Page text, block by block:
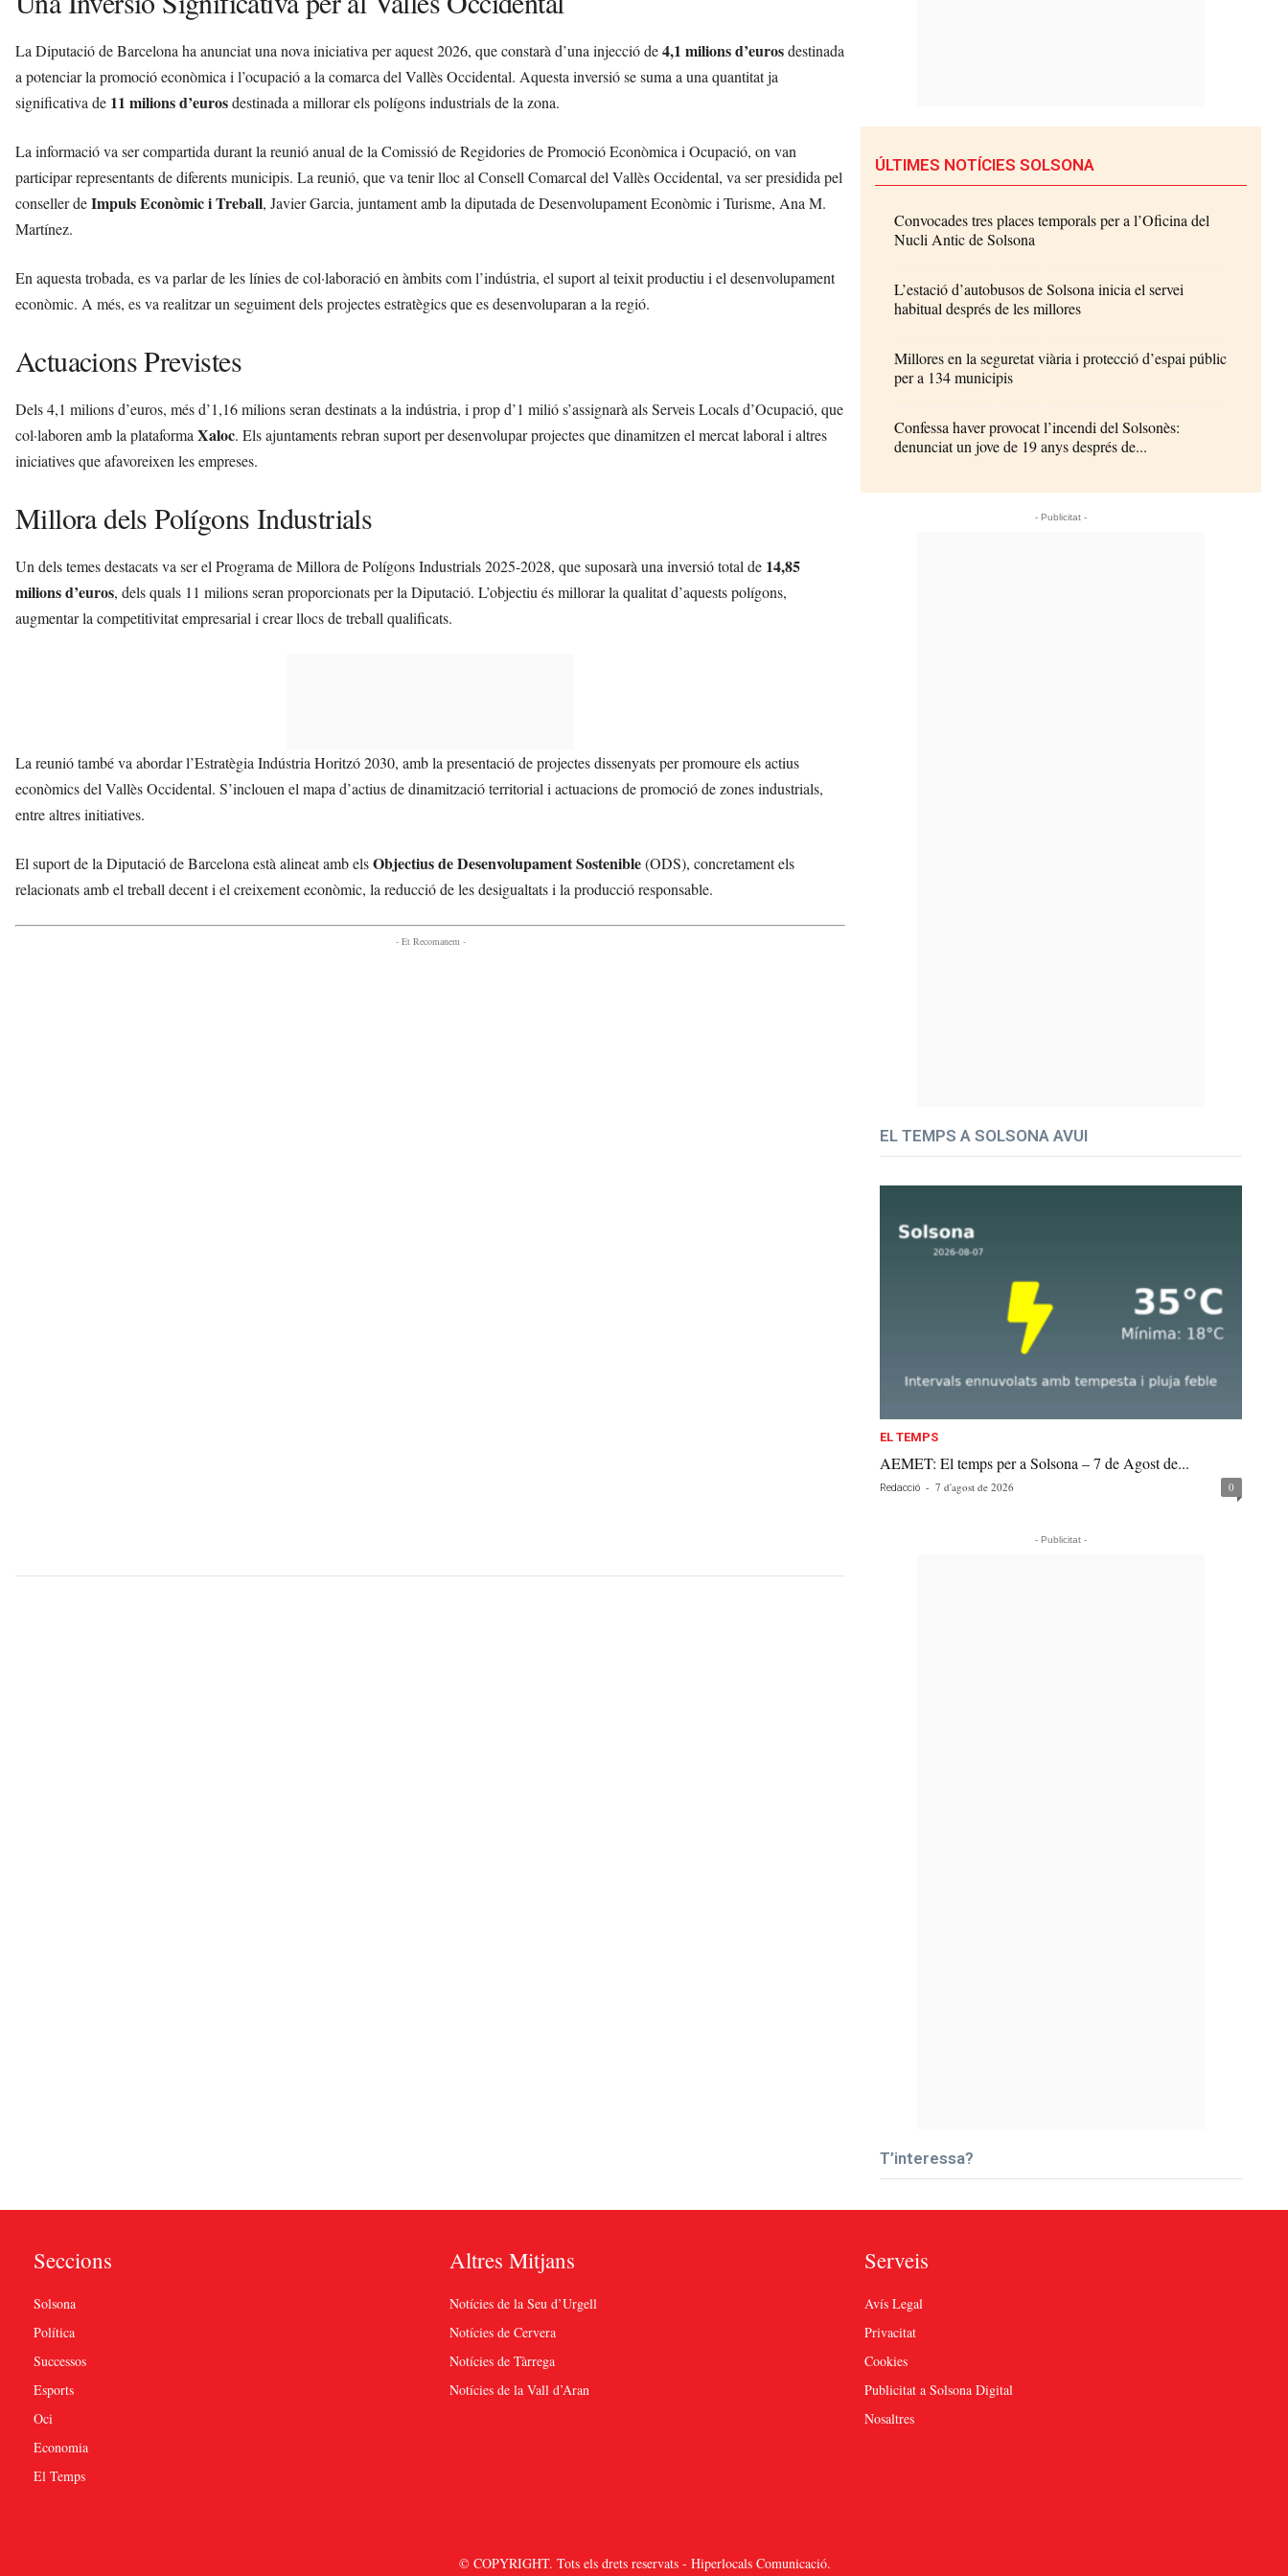
La Diputació de Barcelona ha anunciat una nova iniciativa per aquest 2026, que constarà d’una injecció de4,1 milions d’eurosdestinada
a potenciar la promoció econòmica i l’ocupació a la comarca del Vallès Occidental. Aquesta inversió se suma a una quantitat ja
significativa de 11 milions d’eurosdestinada a millorar els polígons industrials de la zona.
La informació va ser compartida durant la reunió anual de la Comissió de Regidories de Promoció Econòmica i Ocupació, on van
participar representants de diferents municipis. La reunió, que va tenir lloc al Consell Comarcal del Vallès Occidental, va ser presidida pel
conseller deImpuls Econòmic i Treball, Javier Garcia, juntament amb la diputada de Desenvolupament Econòmic i Turisme, Ana M.
Martínez.
En aquesta trobada, es va parlar de les línies de col·laboració en àmbits com l’indústria, el suport al teixit productiu i el desenvolupament
econòmic. A més, es va realitzar un seguiment dels projectes estratègics que es desenvoluparan a la regió.
Actuacions Previstes
Dels 4,1 milions d’euros, més d’1,16 milions seran destinats a la indústria, i prop d’1 milió s’assignarà als Serveis Locals d’Ocupació, que
col·laboren amb la plataformaXaloc. Els ajuntaments rebran suport per desenvolupar projectes que dinamitzen el mercat laboral i altres
iniciatives que afavoreixen les empreses.
Millora dels Polígons Industrials
Un dels temes destacats va ser el Programa de Millora de Polígons Industrials 2025-2028, que suposarà una inversió total de 14,85
milions d’euros, dels quals 11 milions seran proporcionats per la Diputació. L’objectiu és millorar la qualitat d’aquests polígons,
augmentar la competitivitat empresarial i crear llocs de treball qualificats.
La reunió també va abordar l’Estratègia Indústria Horitzó 2030, amb la presentació de projectes dissenyats per promoure els actius
econòmics del Vallès Occidental. S’inclouen el mapa d’actius de dinamització territorial i actuacions de promoció de zones industrials,
entre altres initiatives.
El suport de la Diputació de Barcelona està alineat amb elsObjectius de Desenvolupament Sostenible(ODS), concretament els
relacionats amb el treball decent i el creixement econòmic, la reducció de les desigualtats i la producció responsable.
- Et Recomanem -
ÚLTIMES NOTÍCIES SOLSONA
Convocades tres places temporals per a l’Oficina del
Nucli Antic de Solsona
L’estació d’autobusos de Solsona inicia el servei
habitual després de les millores
Millores en la seguretat viària i protecció d’espai públic
per a 134 municipis
Confessa haver provocat l’incendi del Solsonès:
denunciat un jove de 19 anys després de...
- Publicitat -
EL TEMPS A SOLSONA AVUI
EL TEMPS
AEMET: El temps per a Solsona – 7 de Agost de...
Redacció - 7 d'agost de 2026 0
- Publicitat -
T’interessa?
Seccions
Solsona
Política
Successos
Esports
Oci
Economia
El Temps
Altres Mitjans
Notícies de la Seu d’Urgell
Notícies de Cervera
Notícies de Tàrrega
Notícies de la Vall d’Aran
Serveis
Avís Legal
Privacitat
Cookies
Publicitat a Solsona Digital
Nosaltres
© COPYRIGHT. Tots els drets reservats - Hiperlocals Comunicació.